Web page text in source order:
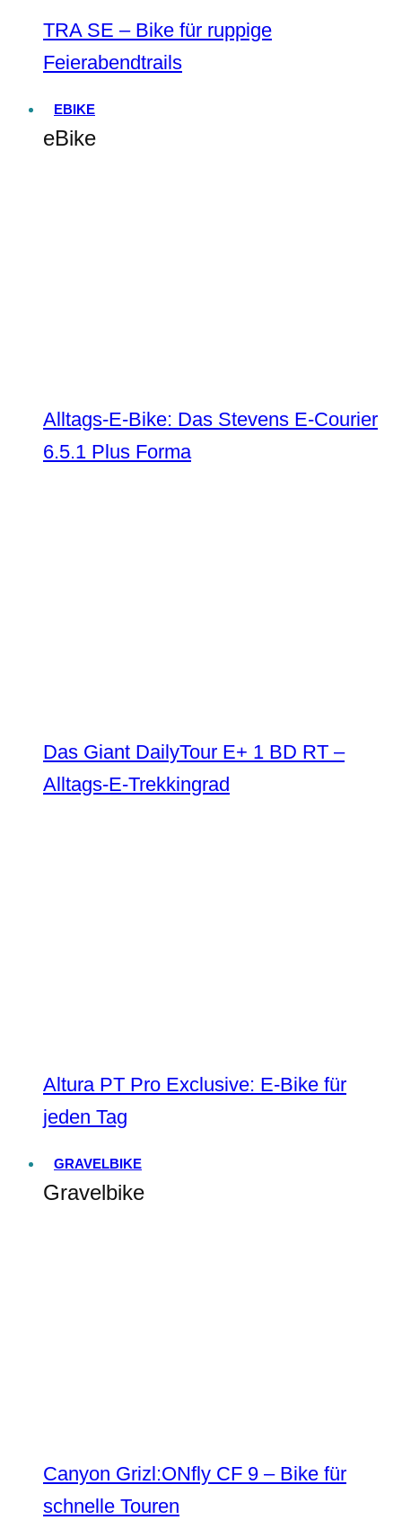
TRA SE – Bike für ruppige
Feierabendtrails
EBIKE
eBike
Alltags-E-Bike: Das Stevens E-Courier
6.5.1 Plus Forma
Das Giant DailyTour E+ 1 BD RT –
Alltags-E-Trekkingrad
Altura PT Pro Exclusive: E-Bike für
jeden Tag
GRAVELBIKE
Gravelbike
Canyon Grizl:ONfly CF 9 – Bike für
schnelle Touren